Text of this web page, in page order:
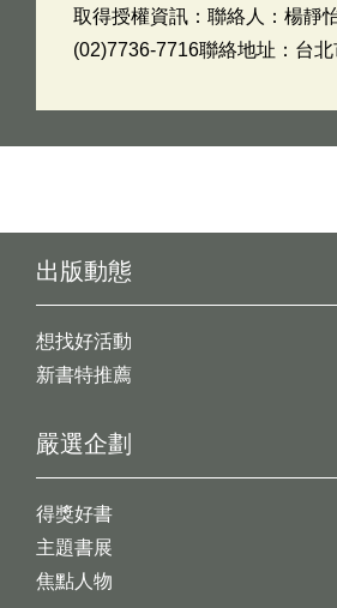
取得授權資訊：聯絡人：楊靜
(02)7736-7716聯絡地址：台
出版動態
想找好活動
新書特推薦
嚴選企劃
得獎好書
主題書展
焦點人物